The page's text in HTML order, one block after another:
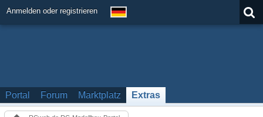
Anmelden oder registrieren
Portal Forum Marktplatz Extras